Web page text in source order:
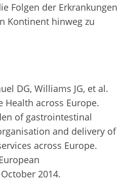
Folgen der Erkrankungen
Kontinent hinweg zu
DG, Williams JG, et al.
Health across Europe.
of gastrointestinal
and delivery of
across Europe.
2014.